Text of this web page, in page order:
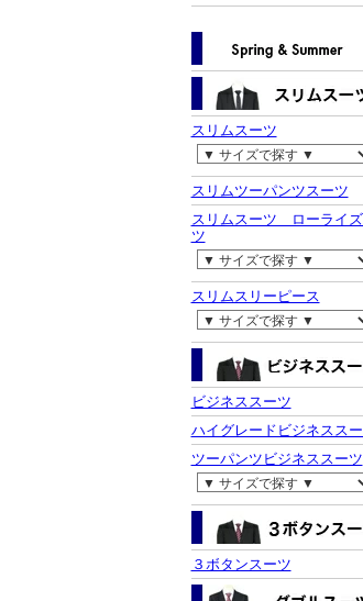
スリムスーツ
スリムツーパンツスーツ
スリムスーツ ローライ
ツ
スリムスリーピース
ビジネススーツ
ハイグレードビジネスス
ツーパンツビジネススーツ
３ボタンスーツ